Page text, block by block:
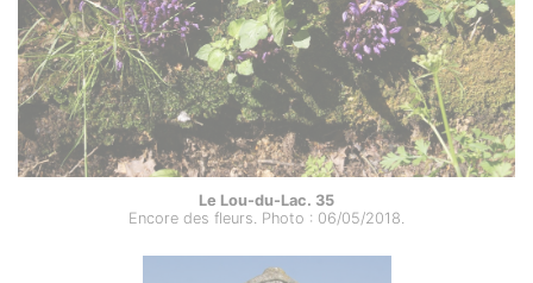
Le Lou-du-Lac. 35
Encore des fleurs. Photo : 06/05/2018.